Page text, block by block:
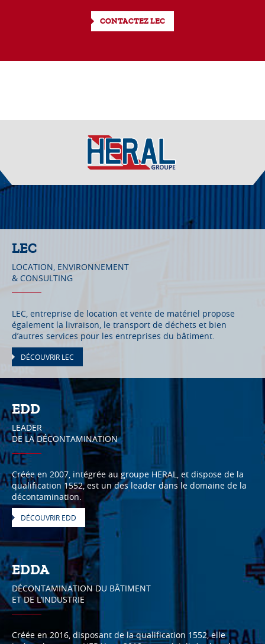
CONTACTEZ LEC
LEC
LOCATION, ENVIRONNEMENT
& CONSULTING
LEC, entreprise de location et vente de matériel propose
également la livraison, le transport de déchets et bien
d’autres services pour les entreprises du bâtiment.
DÉCOUVRIR LEC
EDD
LEADER
DE LA DÉCONTAMINATION
Créée en 2007, intégrée au groupe HERAL, et dispose de la
qualification 1552, est un des leader dans le domaine de la
décontamination.
DÉCOUVRIR EDD
EDDA
DÉCONTAMINATION DU BÂTIMENT
ET DE L’INDUSTRIE
Créée en 2016, disposant de la qualification 1552, elle